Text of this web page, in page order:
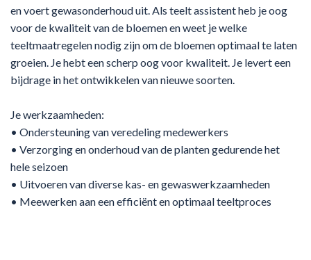
en voert gewasonderhoud uit. Als teelt assistent heb je oog
voor de kwaliteit van de bloemen en weet je welke
teeltmaatregelen nodig zijn om de bloemen optimaal te laten
groeien. Je hebt een scherp oog voor kwaliteit. Je levert een
bijdrage in het ontwikkelen van nieuwe soorten.
Je werkzaamheden:
• Ondersteuning van veredeling medewerkers
• Verzorging en onderhoud van de planten gedurende het
hele seizoen
• Uitvoeren van diverse kas- en gewaswerkzaamheden
• Meewerken aan een efficiënt en optimaal teeltproces